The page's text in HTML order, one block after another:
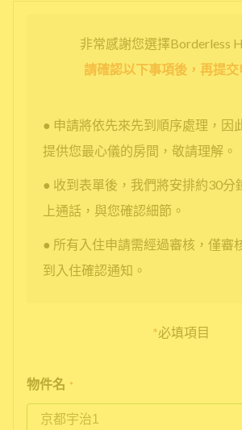
非常感謝您選擇Borderless
請確認以下事項後，再提交
● 申請將依先來先到順序處理，因
提供您最心儀的房間，敬請理解。
● 收到表單後，我們將安排約30分
上通話，與您確認細節。
● 所有入住申請需經過審核，僅審
到入住確認通知。
*必填項目
物件名 *